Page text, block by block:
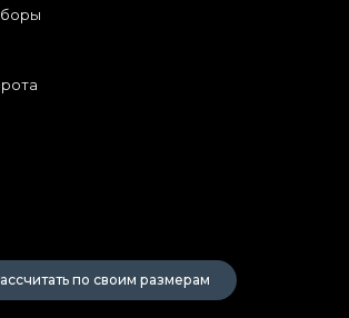
по своим размерам